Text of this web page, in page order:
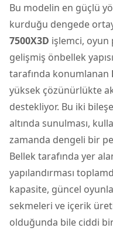
Bu modelin en güçlü
kurduğu dengede
7500X3D işlemci,
gelişmiş önbellek
tarafında konumlanan
yüksek çözünürlükte
destekliyor. Bu iki
altında sunulması,
zamanda dengeli bir
Bellek tarafında yer
yapılandırması
kapasite, güncel
sekmeleri ve içerik
olduğunda bile ciddi